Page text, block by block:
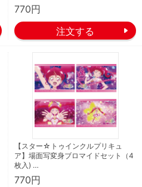
770円
【スター☆トゥインクルプリキュ
ア】場面写変身ブロマイドセット（4
枚入) …
770円